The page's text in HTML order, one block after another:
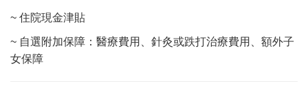
~ 住院現金津貼
~ 自選附加保障：醫療費用、針灸或跌打治療費用、額外子
女保障